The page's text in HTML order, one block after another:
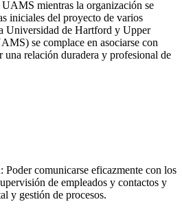
mientras la organización se
iniciales del proyecto de varios
Universidad de Hartford y Upper
se complace en asociarse con
relación duradera y profesional de
Poder comunicarse eficazmente con los
de empleados y contactos y
y gestión de procesos.